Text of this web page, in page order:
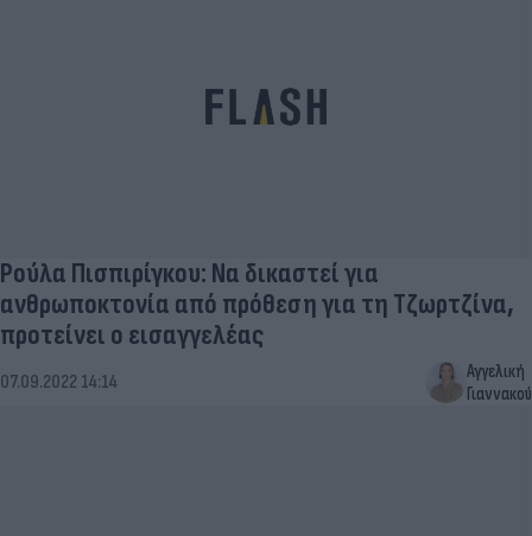
Ρούλα Πισπιρίγκου: Να δικαστεί για
ανθρωποκτονία από πρόθεση για τη Τζωρτζίνα,
προτείνει ο εισαγγελέας
07.09.2022 14:14
Αγγελική
Γιαννακού